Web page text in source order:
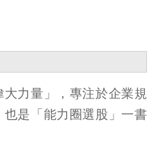
力量」，專注於企業規
是「能力圈選股」一書